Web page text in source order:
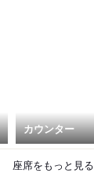
カウンター
座席をもっと見る